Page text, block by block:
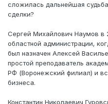
сложилась дальнейшая
сделки?
Сергей Михайлович Наумов в
областной администрации,
был назначен Алексей
простой преподаватель
РФ (Воронежский филиал) и
бизнеса.
Константин Николаевич